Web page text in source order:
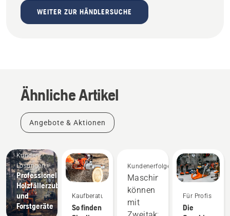
WEITER ZUR HÄNDLERSUCHE
Ähnliche Artikel
Angebote & Aktionen
Kunden-
Lösungen
Professionelles
Holzfällerzubehör
und
Forstgeräte
Geschichten
und
Inspiration
Husqvarna
Tree
Kaufberatung
So finden
Kundenerfolge
Maschinen
können
mit
Für Profis
Die